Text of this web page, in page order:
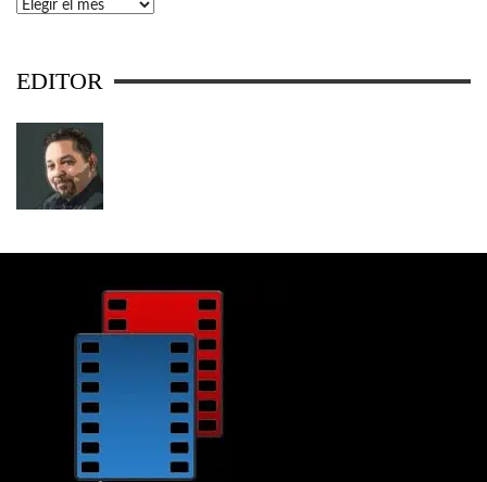
Archivos
EDITOR